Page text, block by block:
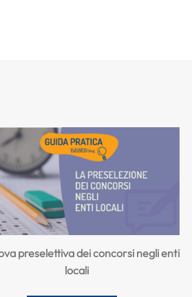
preselettiva dei concorsi negli enti
locali